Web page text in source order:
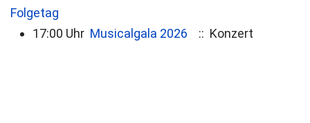
Folgetag
17:00 Uhr Musicalgala 2026 :: Konzert